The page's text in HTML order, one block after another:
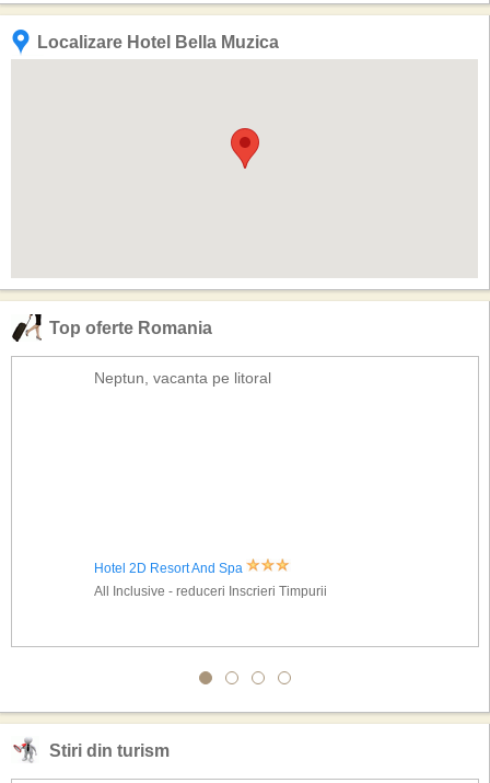
Localizare Hotel Bella Muzica
Top oferte Romania
Neptun, vacanta pe litoral
Hotel 2D Resort And Spa
All Inclusive - reduceri Inscrieri Timpurii
Stiri din turism